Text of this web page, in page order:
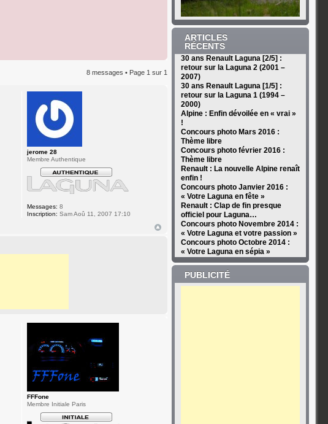
8 messages • Page 1 sur 1
jerome 28
Membre Authentique
Messages: 8
Inscription: Sam Aoû 11, 2007 17:10
FFFone
Membre Initiale Paris
ARTICLES
RÉCENTS
30 ans Renault Laguna [2/5] :
retour sur la Laguna 2 (2001 –
2007)
30 ans Renault Laguna [1/5] :
retour sur la Laguna 1 (1994 –
2000)
Alpine : Enfin dévoilée en « vrai »
!
Concours photo Mars 2016 :
Thème libre
Concours photo février 2016 :
Thème libre
Renault : La nouvelle Alpine renaît
enfin !
Concours photo Janvier 2016 :
« Votre Laguna en fête »
Renault : Clap de fin presque
officiel pour Laguna…
Concours photo Novembre 2014 :
« Votre Laguna et votre passion »
Concours photo Octobre 2014 :
« Votre Laguna en sépia »
PUBLICITÉ